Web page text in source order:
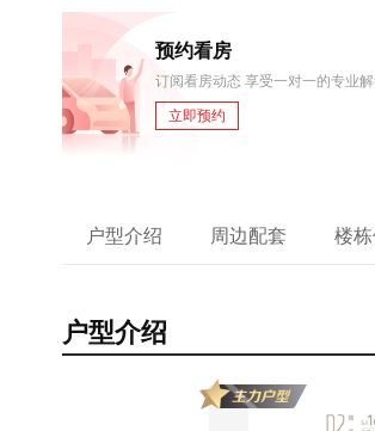
预约看房
订阅看房动态 享受一对一的专业
立即预约
户型介绍 周边配套 楼
户型介绍